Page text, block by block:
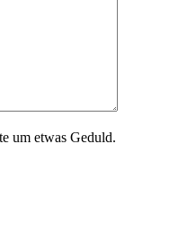
um etwas Geduld.